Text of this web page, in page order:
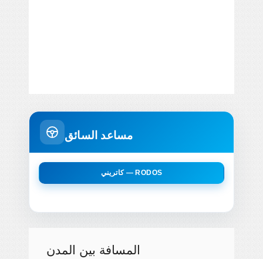
مساعد السائق
كاتريني — RODOS
المسافة بين المدن